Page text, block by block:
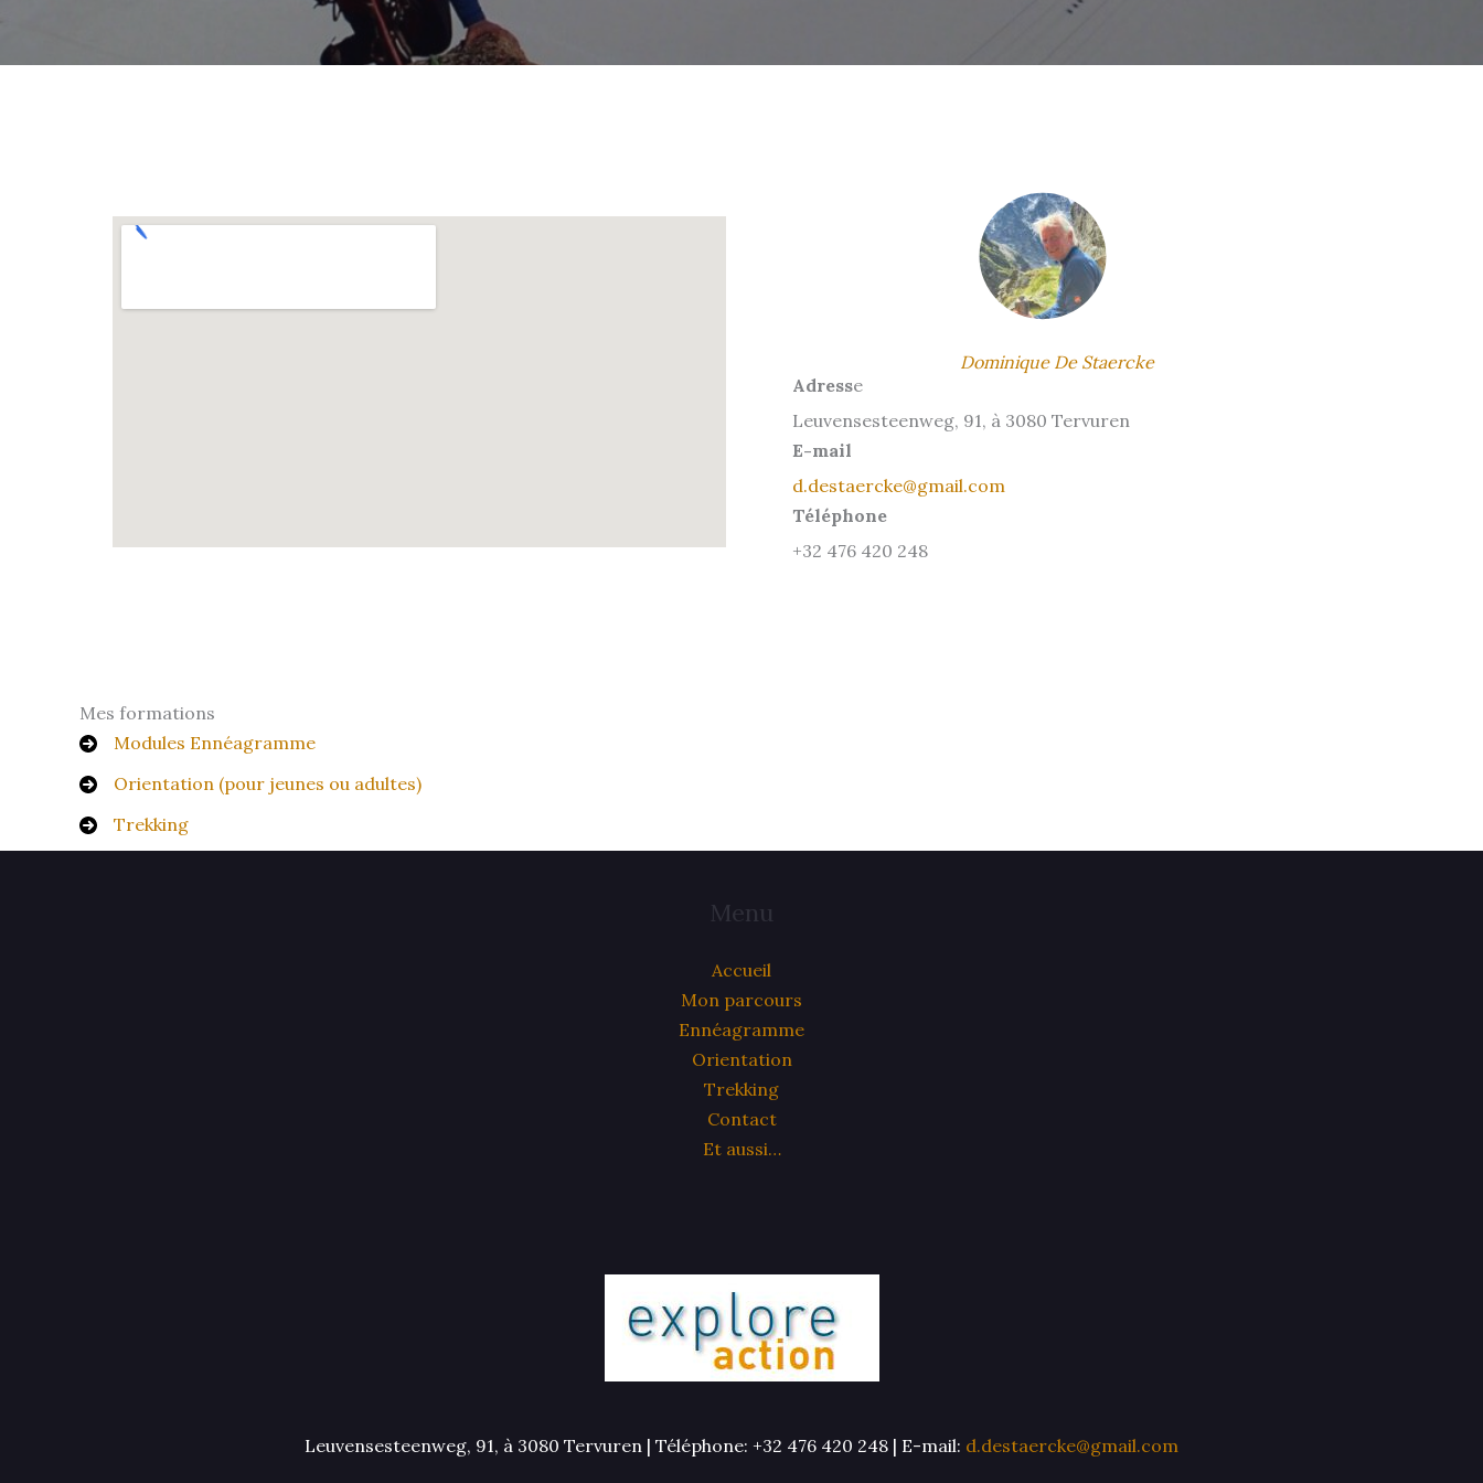
Dominique De Staercke
Adresse
Leuvensesteenweg, 91, à 3080 Tervuren
E-mail
d.destaercke@gmail.com
Téléphone
+32 476 420 248
Mes formations
Modules Ennéagramme
Orientation (pour jeunes ou adultes)
Trekking
Menu
Accueil
Mon parcours
Ennéagramme
Orientation
Trekking
Contact
Et aussi…
Leuvensesteenweg, 91, à 3080 Tervuren | Téléphone: +32 476 420 248 | E-mail: d.destaercke@gmail.com